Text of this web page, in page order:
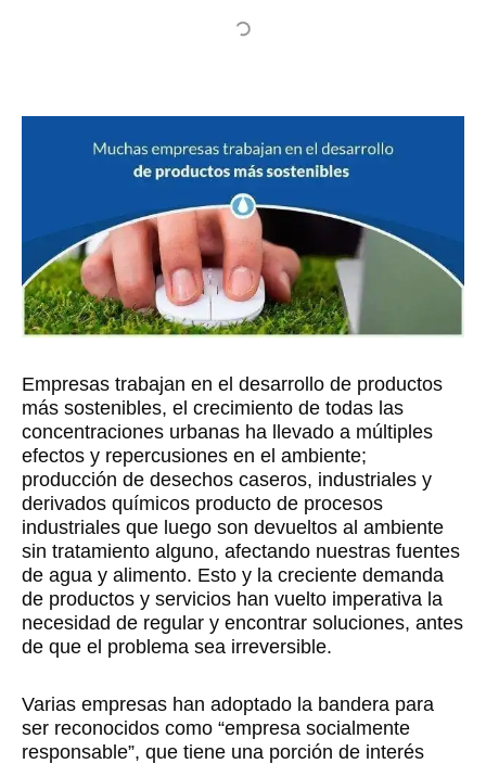
Empresas trabajan en el desarrollo de productos
más sostenibles, el crecimiento de todas las
concentraciones urbanas ha llevado a múltiples
efectos y repercusiones en el ambiente;
producción de desechos caseros, industriales y
derivados químicos producto de procesos
industriales que luego son devueltos al ambiente
sin tratamiento alguno, afectando nuestras fuentes
de agua y alimento. Esto y la creciente demanda
de productos y servicios han vuelto imperativa la
necesidad de regular y encontrar soluciones, antes
de que el problema sea irreversible.
Varias empresas han adoptado la bandera para
ser reconocidos como “empresa socialmente
responsable”, que tiene una porción de interés